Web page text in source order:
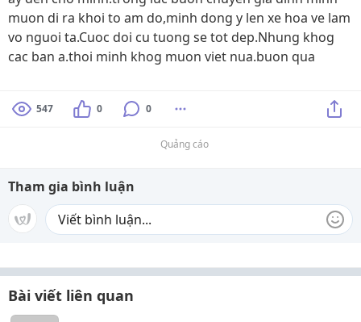
muon di ra khoi to am do,minh dong y len xe hoa ve lam
vo nguoi ta.Cuoc doi cu tuong se tot dep.Nhung khog
cac ban a.thoi minh khog muon viet nua.buon qua
547 0 0
Quảng cáo
Tham gia bình luận
Bài viết liên quan